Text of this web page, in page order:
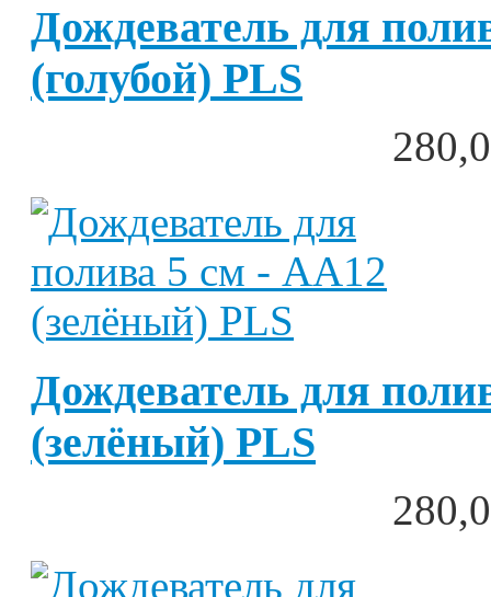
Дождеватель для
(голубой) PLS
Дождеватель для
(зелёный) PLS